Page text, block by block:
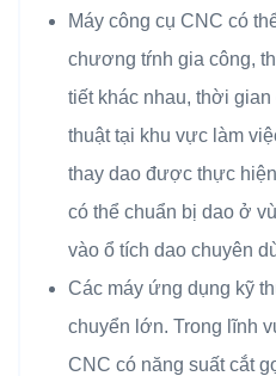
Máy công cụ CNC có
chương tŕnh gia công,
tiết khác nhau, thời
thuật tại khu vực làm
thay dao được thực
có thể chuẩn bị dao ở
vào ổ tích dao chuyên
Các máy ứng dụng kỹ
chuyển lớn. Trong lĩnh
CNC có năng suất cắt